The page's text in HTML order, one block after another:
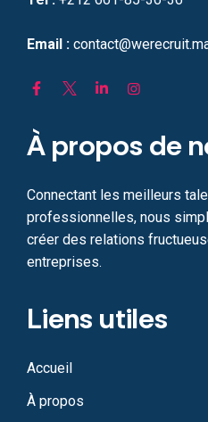
Email :
À propos de
Connectant les meilleurs
professionnelles, nous
créer des relations
entreprises.
Liens utiles
Accueil
À propos